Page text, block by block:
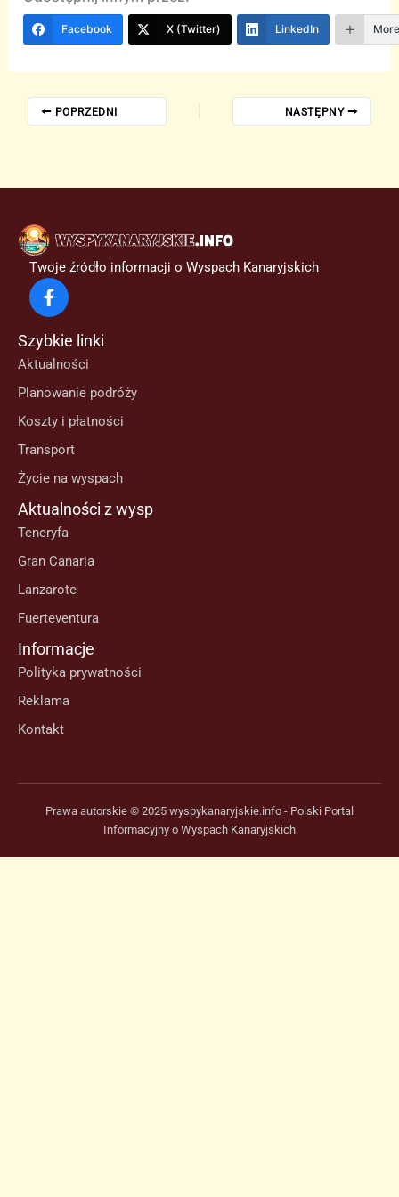
Facebook X (Twitter) LinkedIn
POPRZEDNI NASTĘPNY
Twoje źródło informacji o Wyspach Kanaryjskich
Szybkie linki
Aktualności
Planowanie podróży
Koszty i płatności
Transport
Życie na wyspach
Aktualności z wysp
Teneryfa
Gran Canaria
Lanzarote
Fuerteventura
Informacje
Polityka prywatności
Reklama
Kontakt
Prawa autorskie © 2025 wyspykanaryjskie.info - Polski Portal
Informacyjny o Wyspach Kanaryjskich